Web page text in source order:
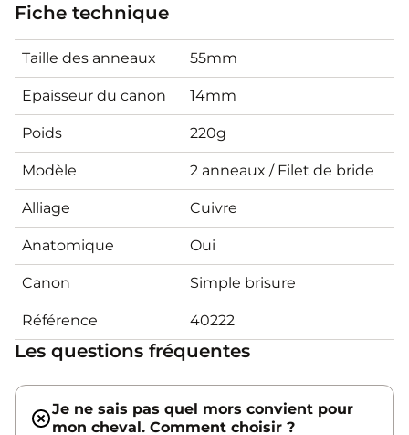
Fiche technique
Taille des anneaux 55mm
Epaisseur du canon 14mm
Poids 220g
Modèle 2 anneaux / Filet de bride
Alliage Cuivre
Anatomique Oui
Canon Simple brisure
Référence 40222
Les questions fréquentes
Je ne sais pas quel mors convient pour
mon cheval. Comment choisir ?